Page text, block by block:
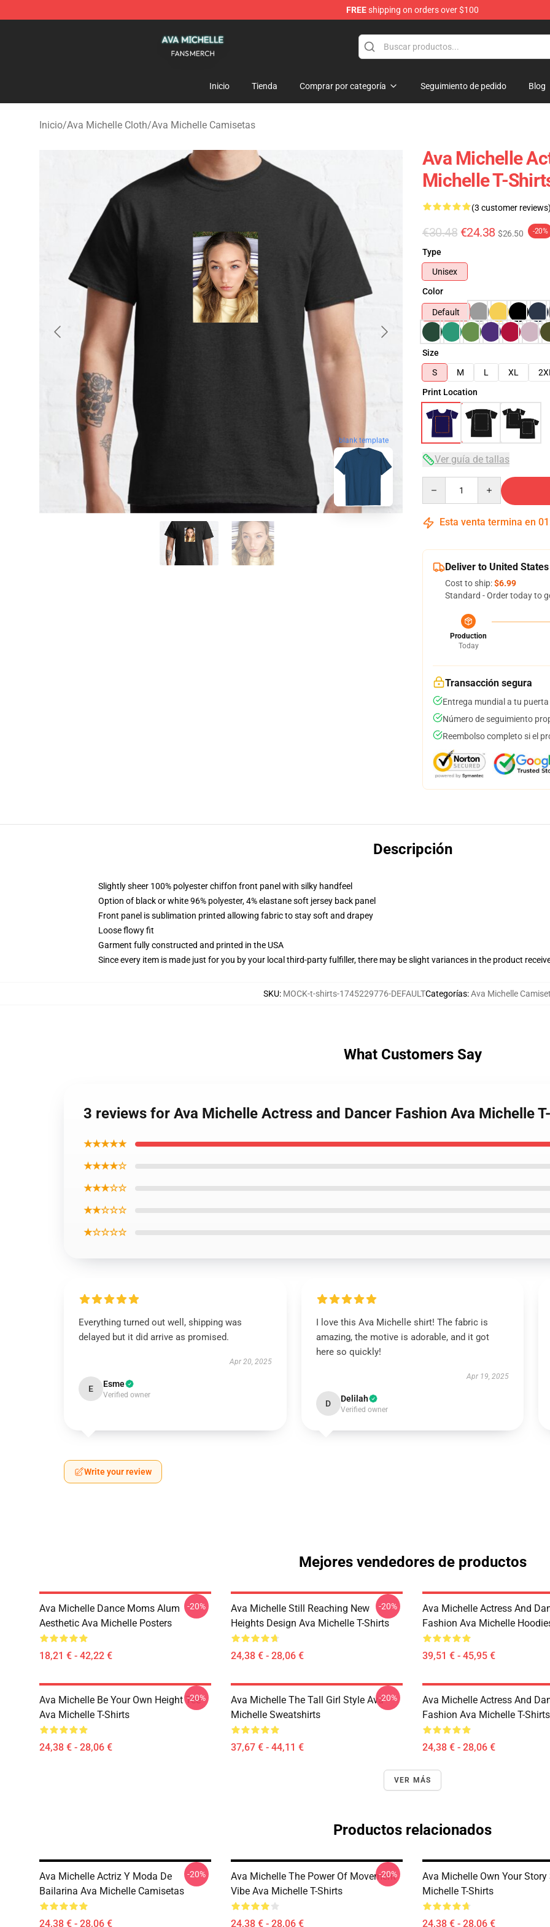
FREEshipping on orders over $100
Inicio Tienda Comprar por categoría Seguimiento de pedido Blog
Inicio/Ava Michelle Cloth/Ava Michelle Camisetas
blank template
Ava Michelle
Michelle T-
(3 customer reviews)
€30.48 €24.38 $26.50 -20%
Type
Unisex
Color
Default
Size
S
M L XL 2XL
Print Location
Ver guía de tallas
Esta venta termina en 01
Deliver to United States
Cost to ship:$6.99
Standard - Order today to
Production
Today
Transacción segura
Entrega mundial a tu puerta
Número de seguimiento
Reembolso completo si el
Descripción
Slightly sheer 100% polyester chiffon front panel with silky handfeel
Option of black or white 96% polyester, 4% elastane soft jersey back panel
Front panel is sublimation printed allowing fabric to stay soft and drapey
Loose flowy fit
Garment fully constructed and printed in the USA
Since every item is made just for you by your local third-party fulfiller, there may be slight variances in the product
SKU: MOCK-t-shirts-1745229776-DEFAULTCategorías:Ava Michelle
What Customers Say
3 reviews for Ava Michelle Actress and Dancer Fashion Ava Michelle
★★★★★
★★★★☆
★★★☆☆
★★☆☆☆
★☆☆☆☆
Everything turned out well, shipping was
delayed but it did arrive as promised.
Apr 20, 2025
E Esme
Verified owner
I love this Ava Michelle shirt! The fabric is
amazing, the motive is adorable, and it got
here so quickly!
Apr 19, 2025
D Delilah
Verified owner
Write your review
Mejores vendedores de productos
Ava Michelle Dance Moms Alum
Aesthetic Ava Michelle Posters
18,21 € - 42,22 €
-20%
Ava Michelle Still Reaching New
Heights Design Ava Michelle T-Shirts
24,38 € - 28,06 €
-20%
Ava Michelle Actress And
Fashion Ava Michelle
39,51 € - 45,95 €
Ava Michelle Be Your Own Height Tee
Ava Michelle T-Shirts
24,38 € - 28,06 €
-20%
Ava Michelle The Tall Girl Style Ava
Michelle Sweatshirts
37,67 € - 44,11 €
-20%
Ava Michelle Actress And
Fashion Ava Michelle T-Shirts
24,38 € - 28,06 €
VER MÁS
Productos relacionados
Ava Michelle Actriz Y Moda De
Bailarina Ava Michelle Camisetas
24,38 € - 28,06 €
-20%
Ava Michelle The Power Of Movement
Vibe Ava Michelle T-Shirts
24,38 € - 28,06 €
-20%
Ava Michelle Own Your Story
Michelle T-Shirts
24,38 € - 28,06 €